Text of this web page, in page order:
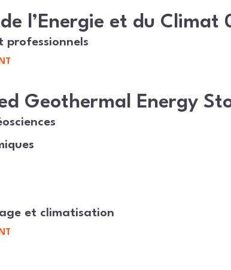
l’Energie et du Climat
professionnels
Geothermal Energy
et climatisation